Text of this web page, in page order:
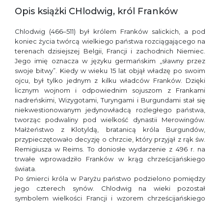
Opis książki CHlodwig, król Franków
Chlodwig (466–511) był królem Franków salickich, a pod
koniec życia twórcą wielkiego państwa rozciągającego na
terenach dzisiejszej Belgii, Francji i zachodnich Niemiec.
Jego imię oznacza w języku germańskim „sławny przez
swoje bitwy”. Kiedy w wieku 15 lat objął władzę po swoim
ojcu, był tylko jednym z kilku władców Franków. Dzięki
licznym wojnom i odpowiednim sojuszom z Frankami
nadreńskimi, Wizygotami, Turyngami i Burgundami stał się
niekwestionowanym jedynowładcą rozległego państwa,
tworząc podwaliny pod wielkość dynastii Merowingów.
Małżeństwo z Klotyldą, bratanicą króla Burgundów,
przypieczętowało decyzję o chrzcie, który przyjął z rąk św.
Remigiusza w Reims. To doniosłe wydarzenie z 496 r. na
trwałe wprowadziło Franków w krąg chrześcijańskiego
świata.
Po śmierci króla w Paryżu państwo podzielono pomiędzy
jego czterech synów. Chlodwig na wieki pozostał
symbolem wielkości Francji i wzorem chrześcijańskiego